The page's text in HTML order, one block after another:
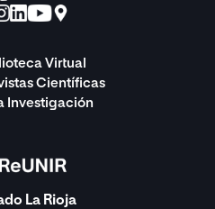
Virtual
Científicas
Investigación
La Rioja